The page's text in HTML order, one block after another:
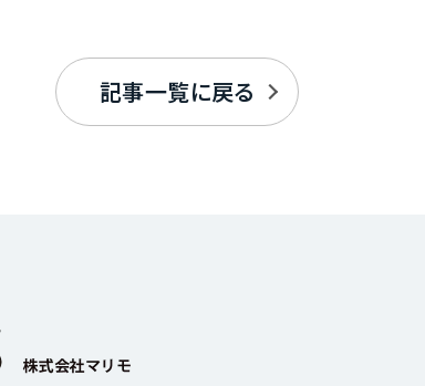
Q&A
記事一覧に戻る